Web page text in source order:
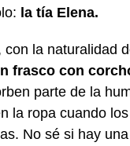
la tía Elena.
la naturalidad
frasco con
parte de la
la ropa cuando
No sé si hay